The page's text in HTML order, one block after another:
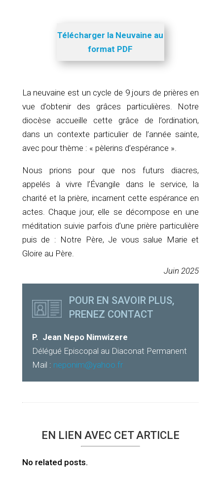
Télécharger la Neuvaine au
format PDF
La neuvaine est un cycle de 9 jours de prières en
vue d’obtenir des grâces particulières. Notre
diocèse accueille cette grâce de l’ordination,
dans un contexte particulier de l’année sainte,
avec pour thème : « pèlerins d’espérance ».
Nous prions pour que nos futurs diacres,
appelés à vivre l’Évangile dans le service, la
charité et la prière, incarnent cette espérance en
actes. Chaque jour, elle se décompose en une
méditation suivie parfois d’une prière particulière
puis de : Notre Père, Je vous salue Marie et
Gloire au Père.
Juin 2025
POUR EN SAVOIR PLUS,
PRENEZ CONTACT
P. Jean Nepo Nimwizere
Délégué Episcopal au Diaconat Permanent
Mail : neponim@yahoo.fr
EN LIEN AVEC CET ARTICLE
No related posts.